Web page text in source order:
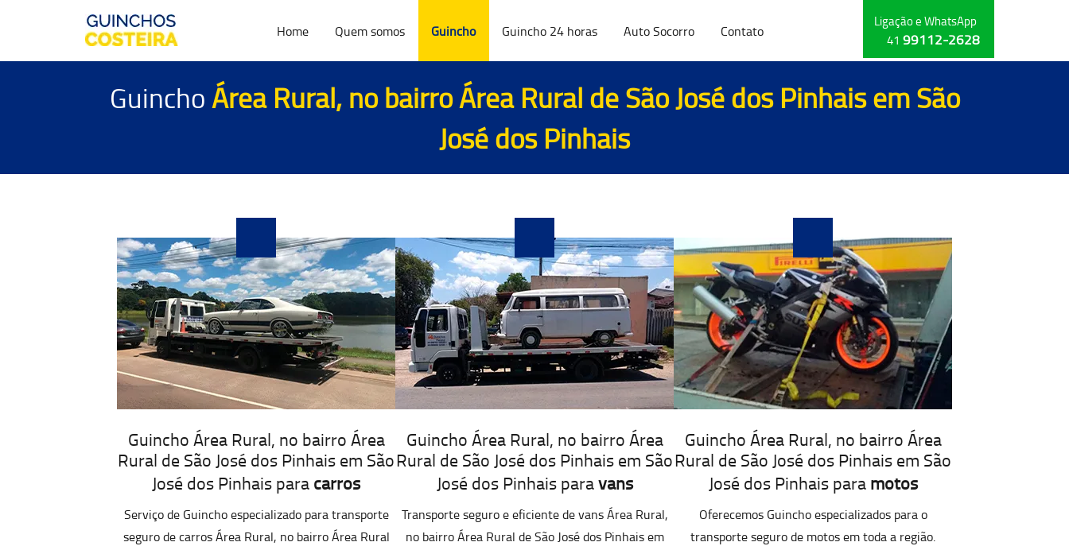
Home Quem somos Guincho Guincho 24 horas Auto Socorro Contato
Ligação e WhatsApp
41 99112-2628
GuinchoÁrea Rural, no bairro Área Rural de São José dos Pinhais em São
José dos Pinhais
Guincho Área Rural, no bairro Área
Rural de São José dos Pinhais em São
José dos Pinhais paracarros
Serviço de Guincho especializado para transporte
seguro de carros Área Rural, no bairro Área Rural
Guincho Área Rural, no bairro Área
Rural de São José dos Pinhais em São
José dos Pinhais paravans
Transporte seguro e eficiente de vans Área Rural,
no bairro Área Rural de São José dos Pinhais em
Guincho Área Rural, no bairro Área
Rural de São José dos Pinhais em São
José dos Pinhais paramotos
Oferecemos Guincho especializados para o
transporte seguro de motos em toda a região.